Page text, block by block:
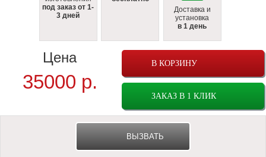
под заказ от 1-
3 дней
Доставка и
установка
в 1 день
В КОРЗИНУ
ЗАКАЗ В 1 КЛИК
Цена
35000 р.
ВЫЗВАТЬ